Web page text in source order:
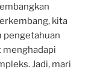
kita
pengetahuan
menghadapi
Jadi, mari